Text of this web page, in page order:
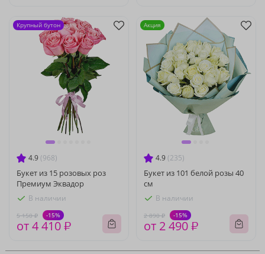
4.9 (968)
Букет из 15 розовых роз
Премиум Эквадор
В наличии
5 150 ₽ -15%
от 4 410 ₽
Крупный бутон
4.9 (235)
Букет из 101 белой розы 40
см
В наличии
2 890 ₽ -15%
от 2 490 ₽
Акция